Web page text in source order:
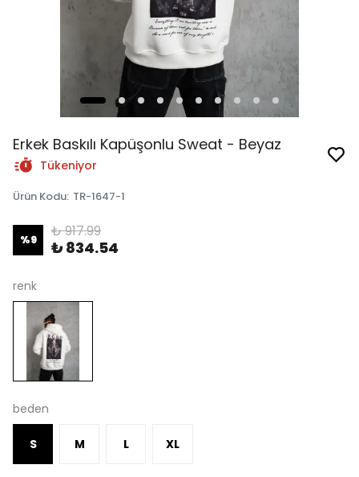
Erkek Baskılı Kapüşonlu Sweat - Beyaz
Tükeniyor
Ürün Kodu: TR-1647-1
%9 ₺ 917.99
₺ 834.54
renk
beden
S M L XL